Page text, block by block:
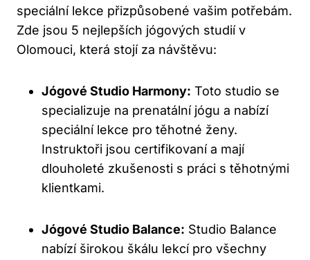
speciální lekce přizpůsobené vašim potřebám.
Zde jsou 5 nejlepších jógových studií v
⁤Olomouci, která stojí za návštěvu:
Jógové Studio Harmony: Toto studio se
specializuje na prenatální jógu a nabízí
‌speciální lekce‍ pro těhotné ženy.
Instruktoři jsou certifikovaní a mají
dlouholeté zkušenosti ⁣s práci s těhotnými
klientkami.
Jógové Studio Balance: Studio Balance‍
nabízí širokou škálu lekcí pro všechny